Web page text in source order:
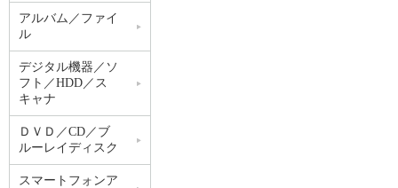
アルバム／ファイ
ル
デジタル機器／ソ
フト／HDD／ス
キャナ
ＤＶＤ／CD／ブ
ルーレイディスク
スマートフォンア